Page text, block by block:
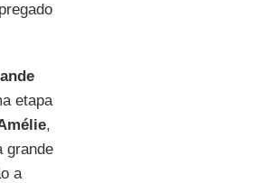
etapa
,
grande
a